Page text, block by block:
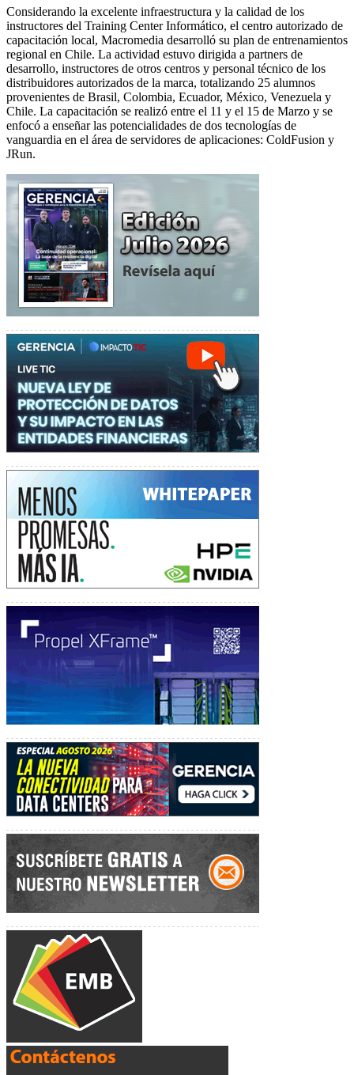
Considerando la excelente infraestructura y la calidad de los
instructores del Training Center Informático, el centro autorizado de
capacitación local, Macromedia desarrolló su plan de entrenamientos
regional en Chile. La actividad estuvo dirigida a partners de
desarrollo, instructores de otros centros y personal técnico de los
distribuidores autorizados de la marca, totalizando 25 alumnos
provenientes de Brasil, Colombia, Ecuador, México, Venezuela y
Chile. La capacitación se realizó entre el 11 y el 15 de Marzo y se
enfocó a enseñar las potencialidades de dos tecnologías de
vanguardia en el área de servidores de aplicaciones: ColdFusion y
JRun.